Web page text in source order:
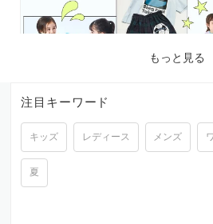
2026.07.03
梅雨から真夏まで大活躍！水陸両用パ
もっと見る
注目キーワード
キッズ レディース メンズ
夏